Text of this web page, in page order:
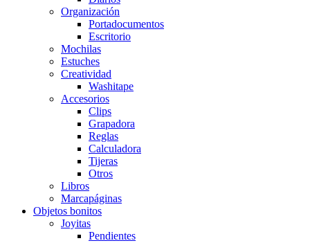
Organización
Portadocumentos
Escritorio
Mochilas
Estuches
Creatividad
Washitape
Accesorios
Clips
Grapadora
Reglas
Calculadora
Tijeras
Otros
Libros
Marcapáginas
Objetos bonitos
Joyitas
Pendientes